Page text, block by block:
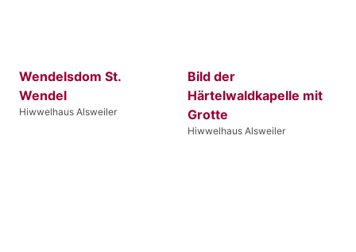
Wendelsdom St.
Wendel
Hiwwelhaus Alsweiler
Bild der
Härtelwaldkapelle mit
Grotte
Hiwwelhaus Alsweiler